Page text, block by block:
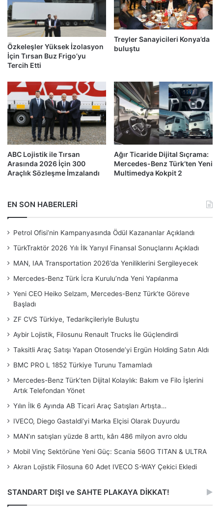
Özkeleşler Yüksek İzolasyon
İçin Tırsan Buz Frigo’yu
Tercih Etti
Treyler Sanayicileri Konya’da
buluştu
ABC Lojistik ile Tırsan
Arasında 2026 İçin 300
Araçlık Sözleşme İmzalandı
Ağır Ticaride Dijital Sıçrama:
Mercedes-Benz Türk’ten Yeni
Multimedya Kokpit 2
EN SON HABERLERİ
Petrol Ofisi’nin Kampanyasında Ödül Kazananlar Açıklandı
TürkTraktör 2026 Yılı İlk Yarıyıl Finansal Sonuçlarını Açıkladı
MAN, IAA Transportation 2026’da Yeniliklerini Sergileyecek
Mercedes-Benz Türk İcra Kurulu’nda Yeni Yapılanma
Yeni CEO Heiko Selzam, Mercedes-Benz Türk’te Göreve
Başladı
ZF CVS Türkiye, Tedarikçileriyle Buluştu
Aybir Lojistik, Filosunu Renault Trucks İle Güçlendirdi
Taksitli Araç Satışı Yapan Otosende’yi Ergün Holding Satın Aldı
BMC PRO L 1852 Türkiye Turunu Tamamladı
Mercedes-Benz Türk’ten Dijital Kolaylık: Bakım ve Filo İşlerini
Artık Telefondan Yönet
Yılın İlk 6 Ayında AB Ticari Araç Satışları Artışta…
IVECO, Diego Gastaldi’yi Marka Elçisi Olarak Duyurdu
MAN’ın satışları yüzde 8 arttı, kârı 486 milyon avro oldu
Mobil Vinç Sektörüne Yeni Güç: Scania 560G TITAN & ULTRA
Akran Lojistik Filosuna 60 Adet IVECO S-WAY Çekici Ekledi
STANDART DIŞI ve SAHTE PLAKAYA DİKKAT!